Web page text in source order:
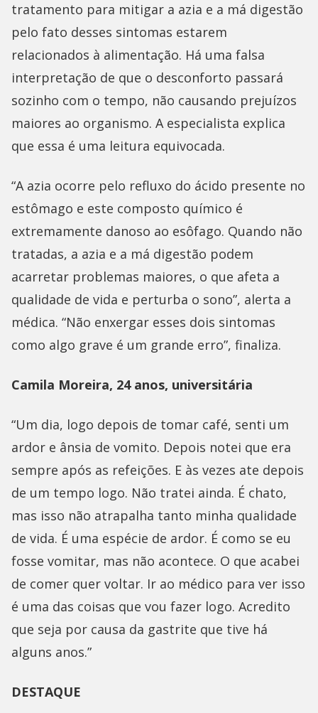
tratamento para mitigar a azia e a má digestão
pelo fato desses sintomas estarem
relacionados à alimentação. Há uma falsa
interpretação de que o desconforto passará
sozinho com o tempo, não causando prejuízos
maiores ao organismo. A especialista explica
que essa é uma leitura equivocada.
“A azia ocorre pelo refluxo do ácido presente no
estômago e este composto químico é
extremamente danoso ao esôfago. Quando não
tratadas, a azia e a má digestão podem
acarretar problemas maiores, o que afeta a
qualidade de vida e perturba o sono”, alerta a
médica. “Não enxergar esses dois sintomas
como algo grave é um grande erro”, finaliza.
Camila Moreira, 24 anos, universitária
“Um dia, logo depois de tomar café, senti um
ardor e ânsia de vomito. Depois notei que era
sempre após as refeições. E às vezes ate depois
de um tempo logo. Não tratei ainda. É chato,
mas isso não atrapalha tanto minha qualidade
de vida. É uma espécie de ardor. É como se eu
fosse vomitar, mas não acontece. O que acabei
de comer quer voltar. Ir ao médico para ver isso
é uma das coisas que vou fazer logo. Acredito
que seja por causa da gastrite que tive há
alguns anos.”
DESTAQUE